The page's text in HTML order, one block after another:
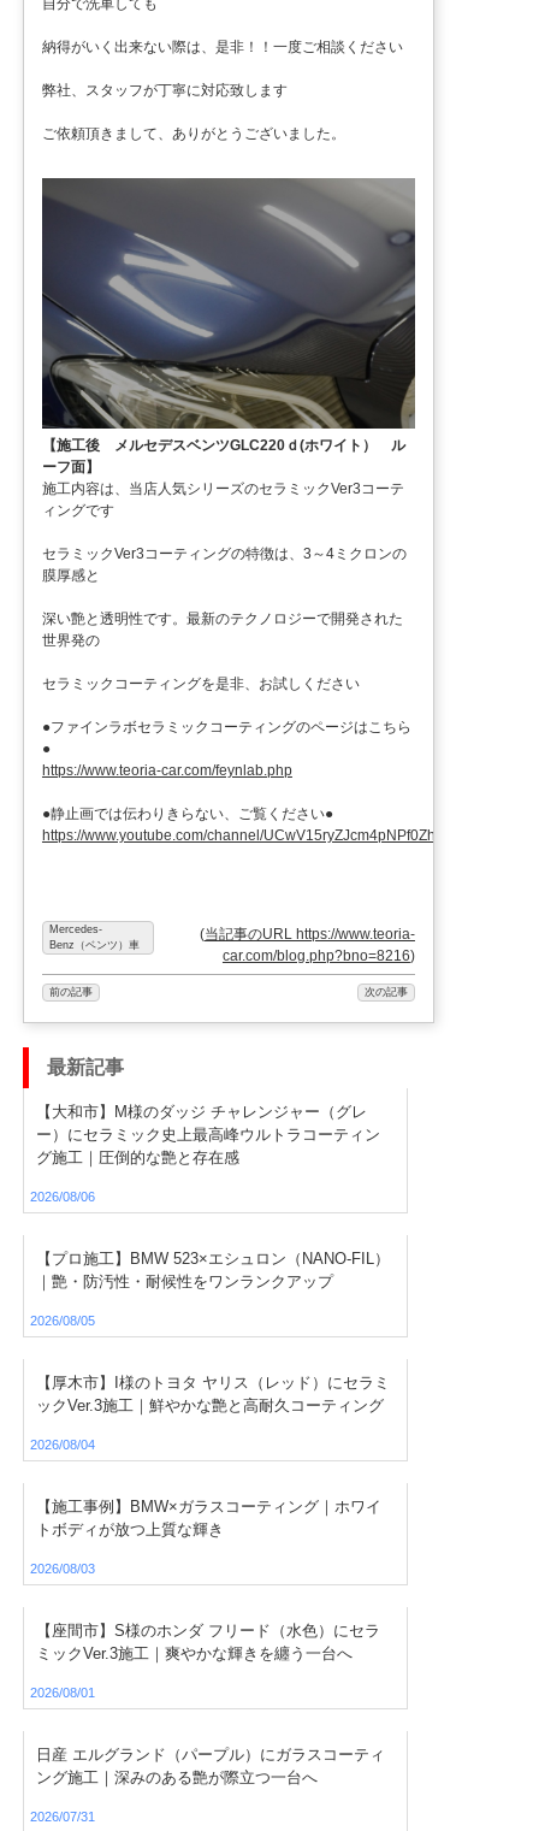
自分で洗車しても
納得がいく出来ない際は、是非！！一度ご相談ください
弊社、スタッフが丁寧に対応致します
ご依頼頂きまして、ありがとうございました。
【施工後 メルセデスベンツGLC220ｄ(ホワイト） ル
ーフ面】
施工内容は、当店人気シリーズのセラミックVer3コーテ
ィングです
セラミックVer3コーティングの特徴は、3～4ミクロンの
膜厚感と
深い艶と透明性です。最新のテクノロジーで開発された
世界発の
セラミックコーティングを是非、お試しください
●ファインラボセラミックコーティングのページはこちら
●
https://www.teoria-car.com/feynlab.php
●静止画では伝わりきらない、ご覧ください●
https://www.youtube.com/channel/UCwV15ryZJcm4pNPf0ZhXu9g
Mercedes-
Benz（ベンツ）車
(当記事のURL https://www.teoria-
car.com/blog.php?bno=8216)
前の記事 次の記事
最新記事
【大和市】M様のダッジ チャレンジャー（グレ
ー）にセラミック史上最高峰ウルトラコーティン
グ施工｜圧倒的な艶と存在感
2026/08/06
【プロ施工】BMW 523×エシュロン（NANO-FIL）
｜艶・防汚性・耐候性をワンランクアップ
2026/08/05
【厚木市】I様のトヨタ ヤリス（レッド）にセラミ
ックVer.3施工｜鮮やかな艶と高耐久コーティング
2026/08/04
【施工事例】BMW×ガラスコーティング｜ホワイ
トボディが放つ上質な輝き
2026/08/03
【座間市】S様のホンダ フリード（水色）にセラ
ミックVer.3施工｜爽やかな輝きを纏う一台へ
2026/08/01
日産 エルグランド（パープル）にガラスコーティ
ング施工｜深みのある艶が際立つ一台へ
2026/07/31